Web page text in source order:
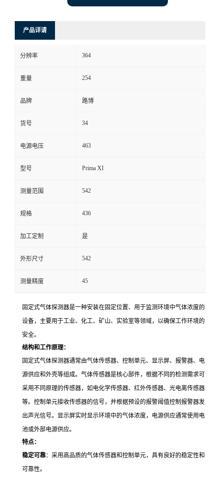
方
式
在
线
留
产品详请
分辨率 364
重量 254
品牌 路博
货号 34
电源电压 463
型号 Prima XI
测量范围 542
规格 436
加工定制 是
外形尺寸 542
测量精度 45
固定式气体探测器是一种安装在固定位置、用于监测环境中气体浓度的
设备，主要用于工业、化工、矿山、实验室等领域，以确保工作环境的
安全。
结构和工作原理：
固定式气体探测器通常由气体传感器、控制单元、显示屏、报警器、电
源供应和外壳等组成。气体传感器是核心部件，根据不同的检测需求可
采用不同原理的传感器，如电化学传感器、红外传感器、光电离传感器
等。控制单元接收传感器的信号，并根据预设的报警阈值控制报警器发
出声光信号。显示屏实时显示环境中的气体浓度，电源供应通常使用电
池或外部电源供应。
特点：
稳定可靠：采用高品质的气体传感器和控制单元，具有良好的稳定性和
可靠性。